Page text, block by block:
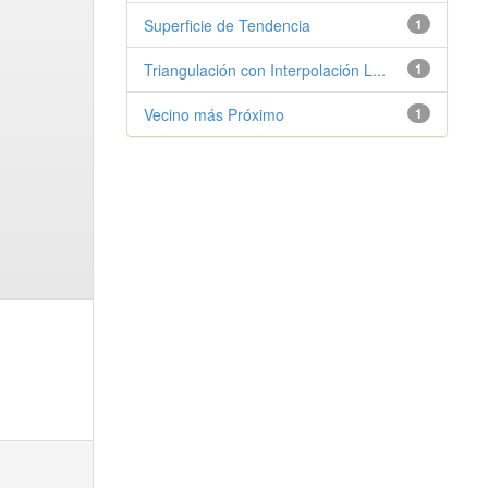
1
Superficie de Tendencia
1
Triangulación con Interpolación L...
1
Vecino más Próximo